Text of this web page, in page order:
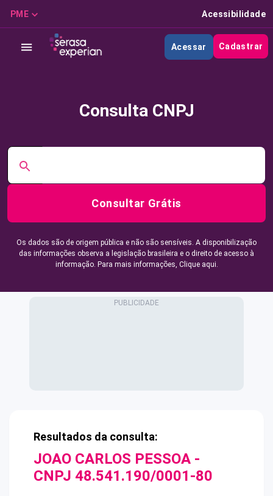
PME Acessibilidade
Acessar Cadastrar
Consulta CNPJ
Consultar Grátis
Os dados são de origem pública e não são sensíveis. A disponibilização
das informações observa a legislação brasileira e o direito de acesso à
informação. Para mais informações, Clique aqui.
Resultados da consulta:
JOAO CARLOS PESSOA -
CNPJ 48.541.190/0001-80